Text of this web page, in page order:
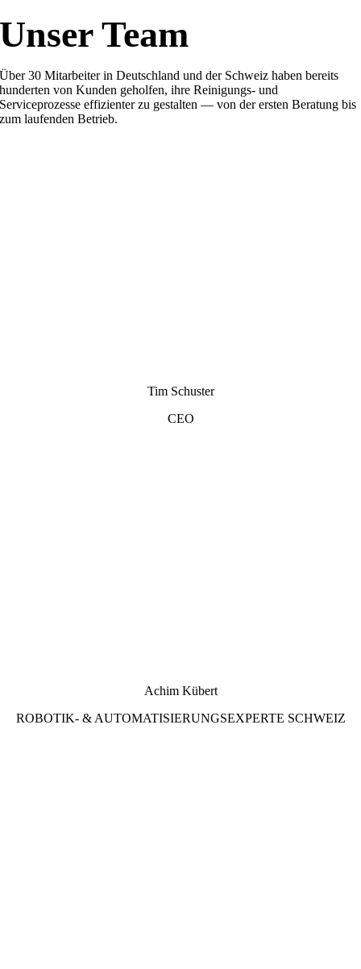
Unser Team
Über 30 Mitarbeiter in Deutschland und der Schweiz haben bereits
hunderten von Kunden geholfen, ihre Reinigungs- und
Serviceprozesse effizienter zu gestalten — von der ersten Beratung bis
zum laufenden Betrieb.
Tim Schuster
CEO
Achim Kübert
ROBOTIK- & AUTOMATISIERUNGSEXPERTE SCHWEIZ